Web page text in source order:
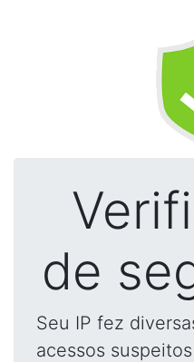
de
Seu IP fez
acessos